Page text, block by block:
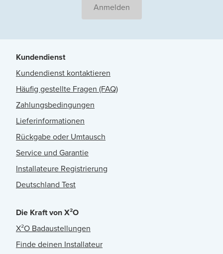
Anmelden
Kundendienst
Kundendienst kontaktieren
Häufig gestellte Fragen (FAQ)
Zahlungsbedingungen
Lieferinformationen
Rückgabe oder Umtausch
Service und Garantie
Installateure Registrierung
Deutschland Test
Die Kraft von X²O
X²O Badaustellungen
Finde deinen Installateur